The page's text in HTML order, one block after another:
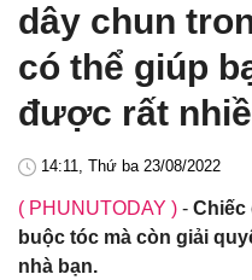
dây chun
có thể giúp
được rất
14:11, Thứ ba 23/08/2022
( PHUNUTODAY ) - Chiếc
buộc tóc mà còn giải
nhà bạn.